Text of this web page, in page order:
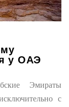
у ОАЭ
Эмираты
с